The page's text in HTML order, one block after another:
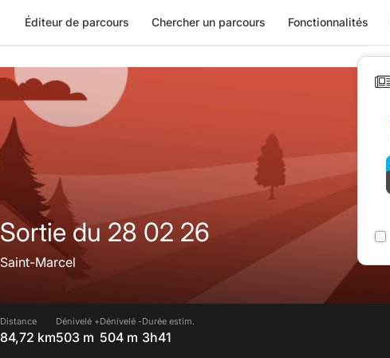
Éditeur de parcours Chercher un parcours Fonctionnalités
Sortie du 28 02 26
Saint-Marcel
Distance
84,72 km
Dénivelé +
503 m
Dénivelé -
504 m
Durée estim.
3h41